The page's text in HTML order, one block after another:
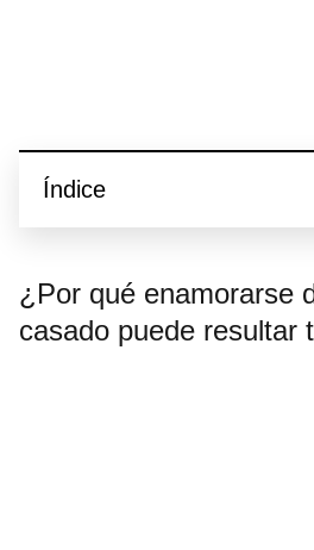
Índice
¿Por qué enamorarse
casado puede resultar